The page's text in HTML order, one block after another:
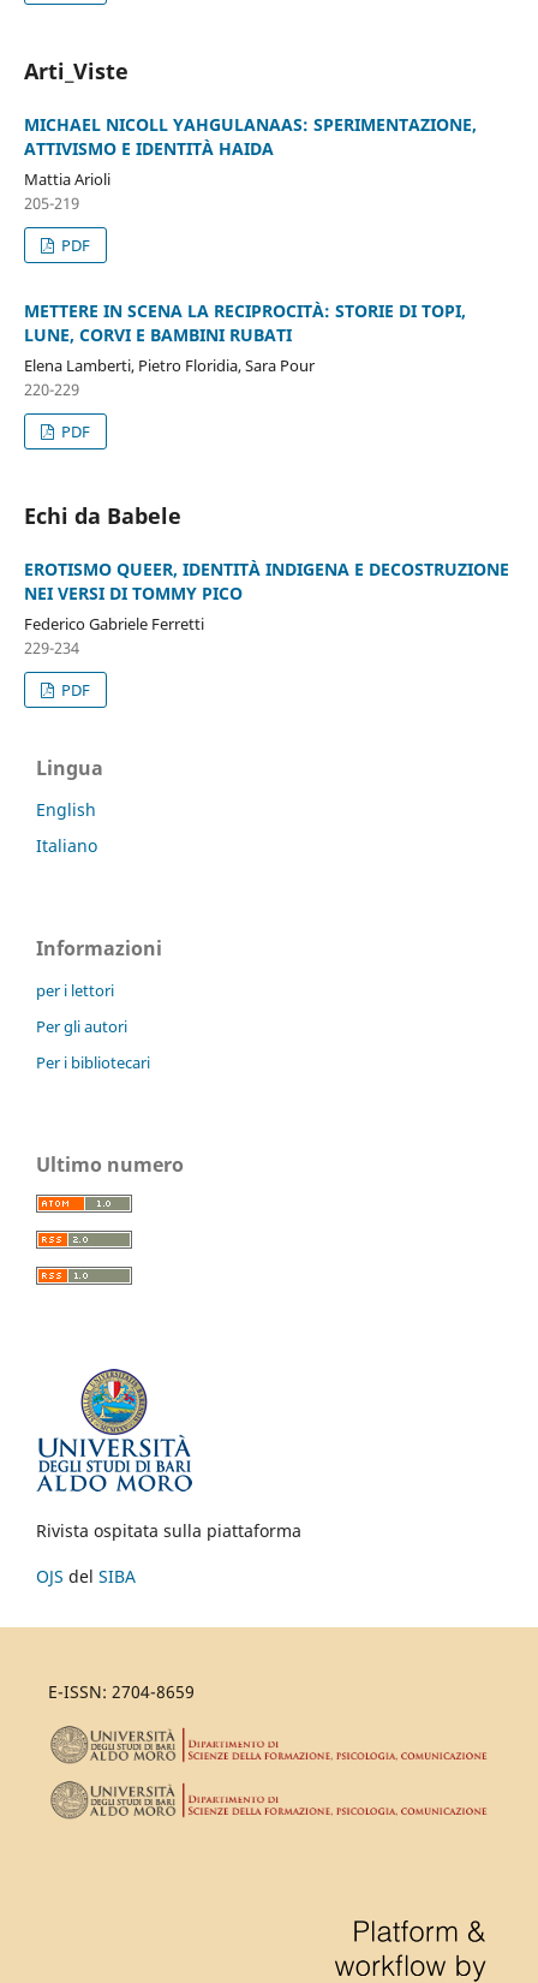
Arti_Viste
MICHAEL NICOLL YAHGULANAAS: SPERIMENTAZIONE,
ATTIVISMO E IDENTITÀ HAIDA
Mattia Arioli
205-219
PDF
METTERE IN SCENA LA RECIPROCITÀ: STORIE DI TOPI,
LUNE, CORVI E BAMBINI RUBATI
Elena Lamberti, Pietro Floridia, Sara Pour
220-229
PDF
Echi da Babele
EROTISMO QUEER, IDENTITÀ INDIGENA E DECOSTRUZIONE
NEI VERSI DI TOMMY PICO
Federico Gabriele Ferretti
229-234
PDF
Lingua
English
Italiano
Informazioni
per i lettori
Per gli autori
Per i bibliotecari
Ultimo numero
Rivista ospitata sulla piattaforma
OJS del SIBA
E-ISSN: 2704-8659